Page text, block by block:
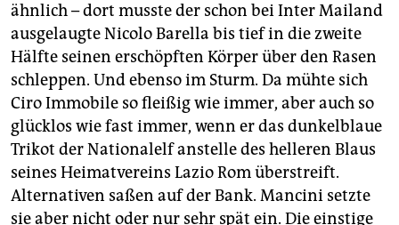
ähnlich – dort musste der schon bei Inter Mailand
ausgelaugte Nicolo Barella bis tief in die zweite
Hälfte seinen erschöpften Körper über den Rasen
schleppen. Und ebenso im Sturm. Da mühte sich
Ciro Immobile so fleißig wie immer, aber auch so
glücklos wie fast immer, wenn er das dunkelblaue
Trikot der Na­tio­nalelf anstelle des helleren Blaus
seines Heimatvereins Lazio Rom überstreift.
Alternativen saßen auf der Bank. Mancini setzte
sie aber nicht oder nur sehr spät ein. Die einstige